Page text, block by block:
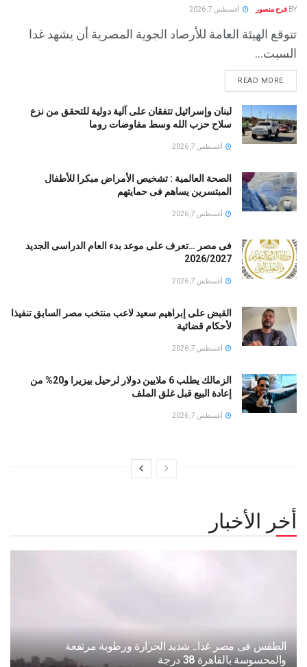
BY فرح منصور أغسطس 7, 2026
تتوقع الهيئة العامة للأرصاد الجوية المصرية أن يشهد غدا
السبت...
READ MORE
لبنان وإسرائيل تتفقان على آلية دولية للتحقق من نزع
سلاح حزب الله وسط مفاوضات روما
أغسطس 7, 2026
الصحة العالمية : تشخيص الأمراض مبكرا للأطفال
المبتسرين يساهم فى حمايتهم
أغسطس 7, 2026
فى مصر …تعرف على موعد بدء العام الدراسى الجديد
2026/2027
أغسطس 7, 2026
القبض على إبراهيم سعيد لاعب منتخب مصر السابق تنفيذا
لأحكام قضائية
أغسطس 7, 2026
الزمالك يطلب 6 ملايين دولار لرحيل بيزيرا و20% من
إعادة البيع قبل غلق الملف
أغسطس 7, 2026
أخر الأخبار
الطقس فى مصر غدا.. شديد الحرارة ورطوبة مرتفعة
والمحسوسة بالقاهرة 38 درجة